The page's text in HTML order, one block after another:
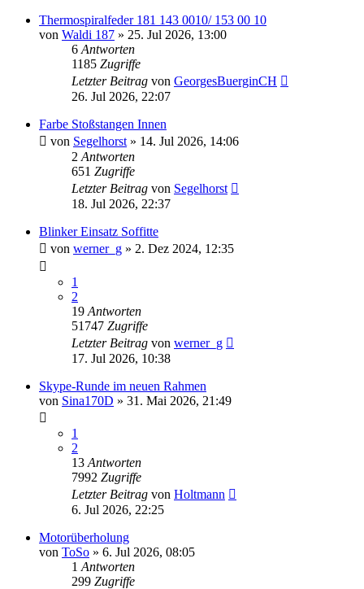
Thermospiralfeder 181 143 0010/ 153 00 10
von Waldi 187 » 25. Jul 2026, 13:00
6 Antworten
1185 Zugriffe
Letzter Beitrag von GeorgesBuerginCH
26. Jul 2026, 22:07
Farbe Stoßstangen Innen
von Segelhorst » 14. Jul 2026, 14:06
2 Antworten
651 Zugriffe
Letzter Beitrag von Segelhorst
18. Jul 2026, 22:37
Blinker Einsatz Soffitte
von werner_g » 2. Dez 2024, 12:35
1
2
19 Antworten
51747 Zugriffe
Letzter Beitrag von werner_g
17. Jul 2026, 10:38
Skype-Runde im neuen Rahmen
von Sina170D » 31. Mai 2026, 21:49
1
2
13 Antworten
7992 Zugriffe
Letzter Beitrag von Holtmann
6. Jul 2026, 22:25
Motorüberholung
von ToSo » 6. Jul 2026, 08:05
1 Antworten
299 Zugriffe